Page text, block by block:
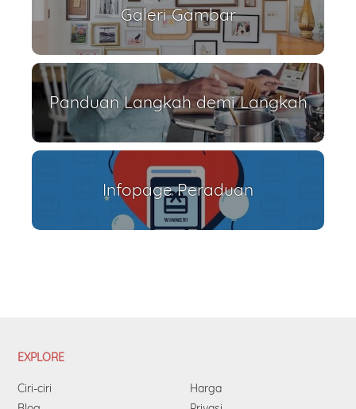
Galeri Gambar
Panduan Langkah demi Langkah
Infopage Peraduan
EXPLORE
Ciri-ciri
Harga